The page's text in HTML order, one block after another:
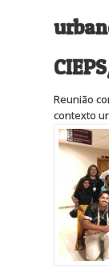
Reunião
contexto